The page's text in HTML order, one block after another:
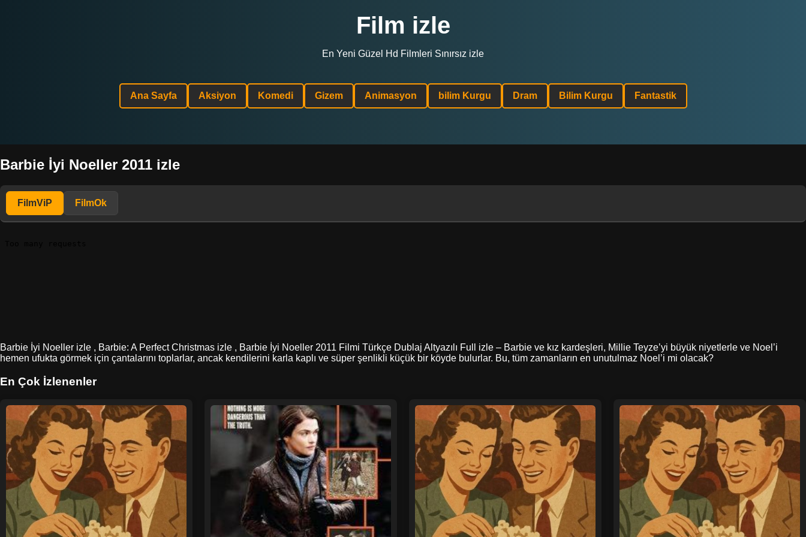
Film izle
En Yeni Güzel Hd Filmleri Sınırsız izle
Ana Sayfa Aksiyon Komedi Gizem Animasyon bilim Kurgu Dram Bilim Kurgu Fantastik
Barbie İyi Noeller 2011 izle
FilmViP FilmOk
Barbie İyi Noeller izle , Barbie: A Perfect Christmas izle , Barbie İyi Noeller 2011 Filmi Türkçe Dublaj Altyazılı Full izle – Barbie ve kız kardeşleri, Millie Teyze’yi büyük niyetlerle ve Noel’i
hemen ufukta görmek için çantalarını toplarlar, ancak kendilerini karla kaplı ve süper şenlikli küçük bir köyde bulurlar. Bu, tüm zamanların en unutulmaz Noel’i mi olacak?
En Çok İzlenenler